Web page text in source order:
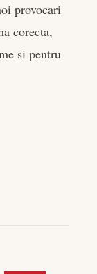
provocari
corecta,
si pentru